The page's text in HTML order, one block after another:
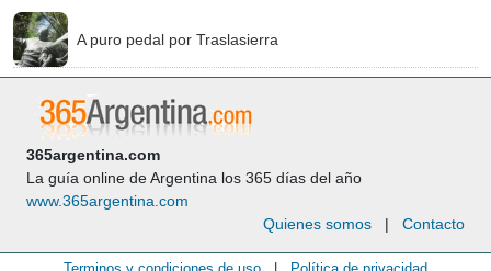
A puro pedal por Traslasierra
365argentina.com
La guía online de Argentina los 365 días del año
www.365argentina.com
Quienes somos | Contacto